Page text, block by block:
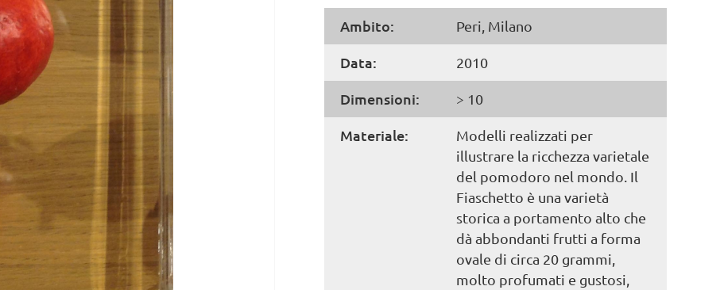
Ambito: Peri, Milano
Data: 2010
Dimensioni: > 10
Materiale:
Modelli realizzati per
illustrare la ricchezza varietale
del pomodoro nel mondo. Il
Fiaschetto è una varietà
storica a portamento alto che
dà abbondanti frutti a forma
ovale di circa 20 grammi,
molto profumati e gustosi,